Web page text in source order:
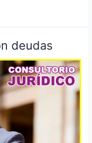
deudas